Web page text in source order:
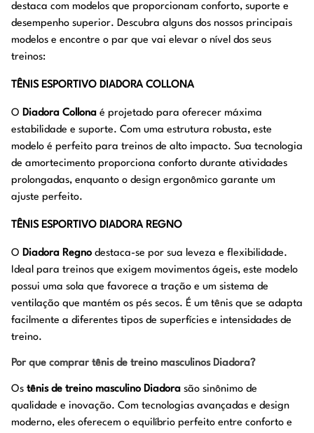
destaca com modelos que proporcionam conforto, suporte e
desempenho superior. Descubra alguns dos nossos principais
modelos e encontre o par que vai elevar o nível dos seus
treinos:
TÊNIS ESPORTIVO DIADORA COLLONA
O Diadora Collona é projetado para oferecer máxima
estabilidade e suporte. Com uma estrutura robusta, este
modelo é perfeito para treinos de alto impacto. Sua tecnologia
de amortecimento proporciona conforto durante atividades
prolongadas, enquanto o design ergonômico garante um
ajuste perfeito.
TÊNIS ESPORTIVO DIADORA REGNO
O Diadora Regno destaca-se por sua leveza e flexibilidade.
Ideal para treinos que exigem movimentos ágeis, este modelo
possui uma sola que favorece a tração e um sistema de
ventilação que mantém os pés secos. É um tênis que se adapta
facilmente a diferentes tipos de superfícies e intensidades de
treino.
Por que comprar tênis de treino masculinos Diadora?
Os tênis de treino masculino Diadora são sinônimo de
qualidade e inovação. Com tecnologias avançadas e design
moderno, eles oferecem o equilíbrio perfeito entre conforto e